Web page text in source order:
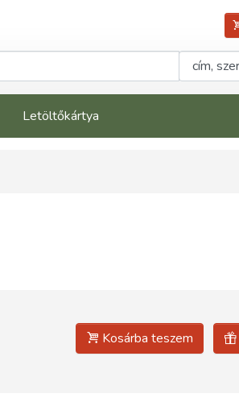
Letöltőkártya
Kosárba teszem